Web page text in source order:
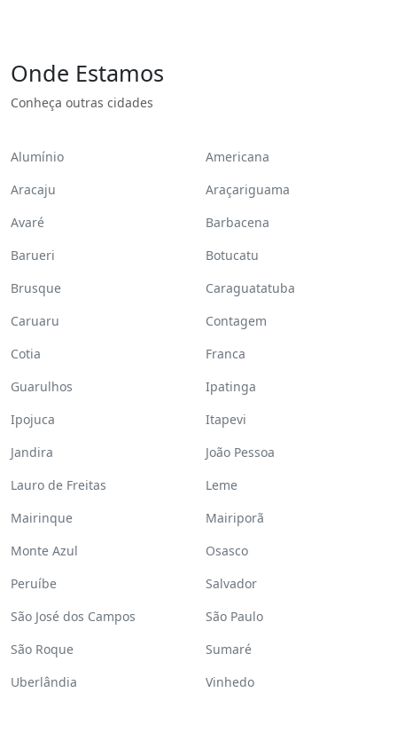
Onde Estamos
Conheça outras cidades
Alumínio
Americana
Aracaju
Araçariguama
Avaré
Barbacena
Barueri
Botucatu
Brusque
Caraguatatuba
Caruaru
Contagem
Cotia
Franca
Guarulhos
Ipatinga
Ipojuca
Itapevi
Jandira
João Pessoa
Lauro de Freitas
Leme
Mairinque
Mairiporã
Monte Azul
Osasco
Peruíbe
Salvador
São José dos Campos
São Paulo
São Roque
Sumaré
Uberlândia
Vinhedo